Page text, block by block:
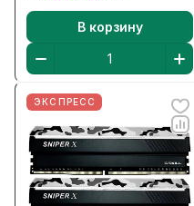
В корзину
ЭКСПРЕСС